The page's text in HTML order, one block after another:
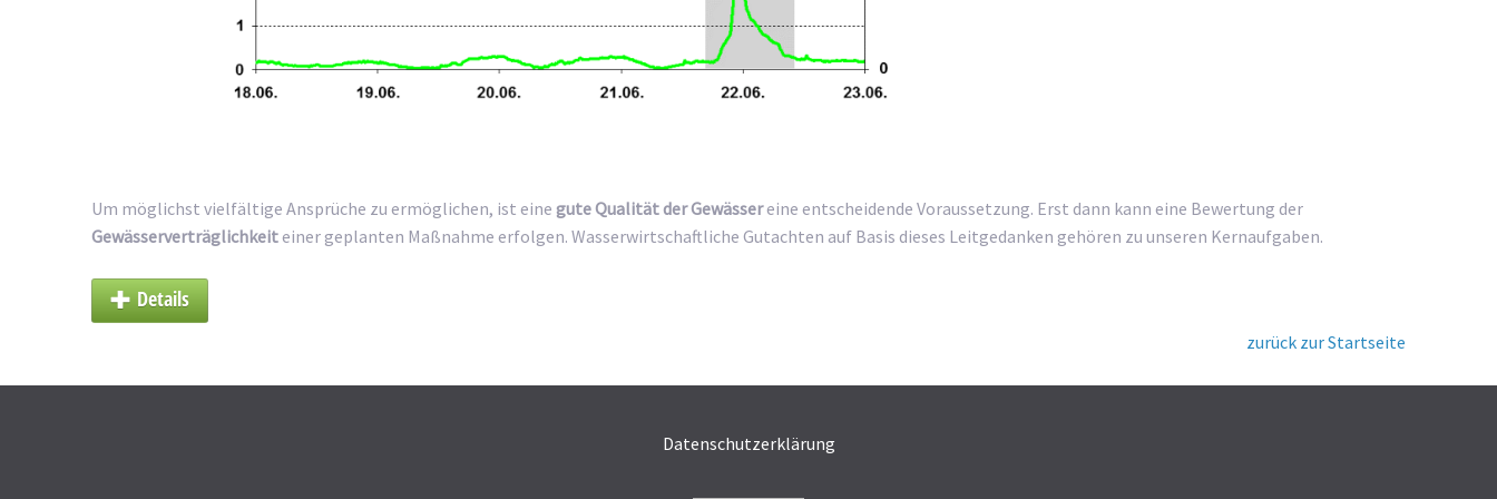
Um möglichst vielfältige Ansprüche zu ermöglichen, ist eine gute Qualität der Gewässereine entscheidende Voraussetzung. Erst dann kann eine Bewertung der
Gewässerverträglichkeit einer geplanten Maßnahme erfolgen. Wasserwirtschaftliche Gutachten auf Basis dieses Leitgedanken gehören zu unseren Kernaufgaben.
Details
zurück zur Startseite
Datenschutzerklärung